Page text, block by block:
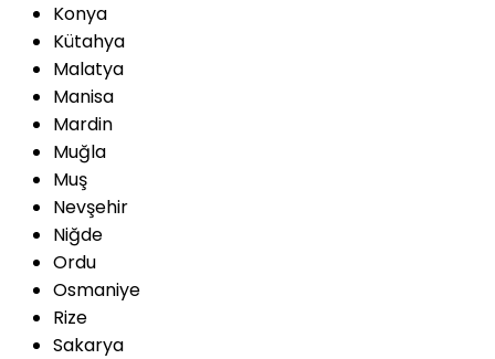
Konya
Kütahya
Malatya
Manisa
Mardin
Muğla
Muş
Nevşehir
Niğde
Ordu
Osmaniye
Rize
Sakarya